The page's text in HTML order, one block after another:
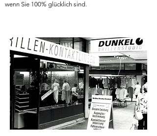
wenn Sie 100% glücklich sind.